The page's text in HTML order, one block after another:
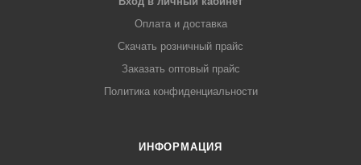
Оплата и доставка
Скачать розничный прайс
Заказать оптовый прайс
Политика конфиденциальности
ИНФОРМАЦИЯ